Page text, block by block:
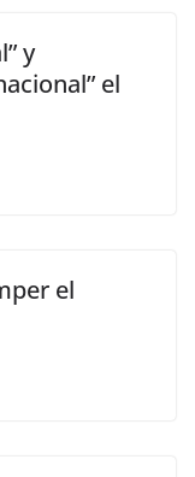
y
el
el